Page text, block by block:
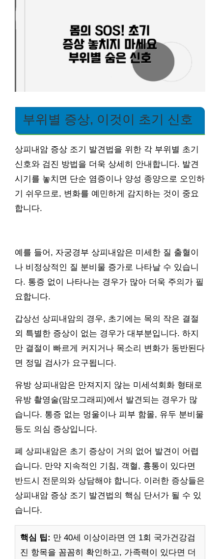
부위별 증상, 이것이 초기 신호
상피내암 증상 조기 발견법을 위한 각 부위별 초기
신호와 검진 방법을 더욱 상세히 안내합니다. 발견
시기를 놓치면 단순 염증이나 양성 종양으로 오인하
기 쉬우므로, 변화를 예민하게 감지하는 것이 중요
합니다.
예를 들어, 자궁경부 상피내암은 미세한 질 출혈이
나 비정상적인 질 분비물 증가로 나타날 수 있습니
다. 통증 없이 나타나는 경우가 많아 더욱 주의가 필
요합니다.
갑상선 상피내암의 경우, 초기에는 목의 작은 결절
외 특별한 증상이 없는 경우가 대부분입니다. 하지
만 결절이 빠르게 커지거나 목소리 변화가 동반된다
면 정밀 검사가 요구됩니다.
유방 상피내암은 만져지지 않는 미세석회화 형태로
유방 촬영술(맘모그래피)에서 발견되는 경우가 많
습니다. 통증 없는 멍울이나 피부 함몰, 유두 분비물
등도 의심 증상입니다.
폐 상피내암은 초기 증상이 거의 없어 발견이 어렵
습니다. 만약 지속적인 기침, 객혈, 흉통이 있다면
반드시 전문의와 상담해야 합니다. 이러한 증상들은
상피내암 증상 조기 발견법의 핵심 단서가 될 수 있
습니다.
핵심 팁: 만 40세 이상이라면 연 1회 국가건강검
진 항목을 꼼꼼히 확인하고, 가족력이 있다면 더